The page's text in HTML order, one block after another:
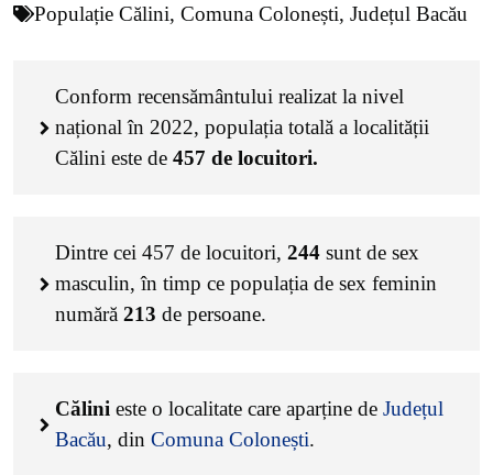
Populație Călini, Comuna Colonești, Județul Bacău
Conform recensământului realizat la nivel
național în 2022, populația totală a localității
Călini este de 457 de locuitori.
Dintre cei 457 de locuitori, 244 sunt de sex
masculin, în timp ce populația de sex feminin
numără 213 de persoane.
Călini este o localitate care aparține de Județul
Bacău, din Comuna Colonești.